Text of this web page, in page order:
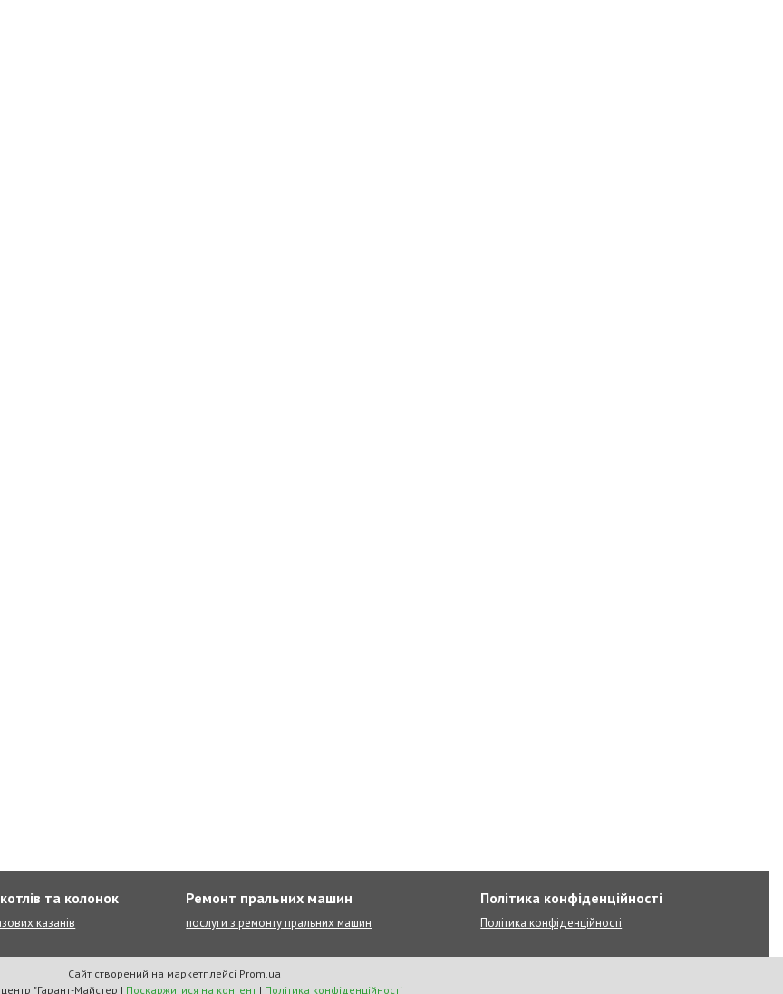
та колонок
казанів
Ремонт пральних машин
послуги з ремонту пральних машин
Політика конфіденційності
Політика конфіденційності
Сайт створений на маркетплейсі Prom.ua
Сервісний центр "Гарант-Майстер | Поскаржитися на контент | Політика конфіденційності